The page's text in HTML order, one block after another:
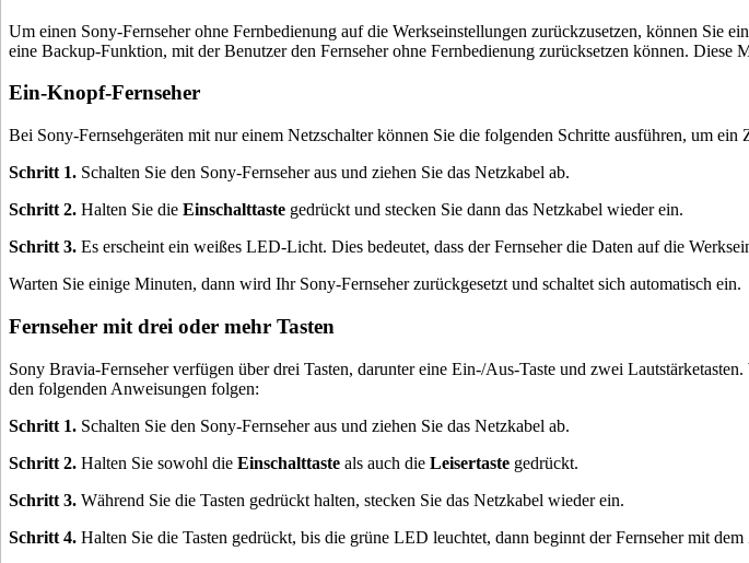
Um einen Sony-Fernseher ohne Fernbedienung auf die Werkseinstellungen zurückzusetzen, können Sie
eine Backup-Funktion, mit der Benutzer den Fernseher ohne Fernbedienung zurücksetzen können.
Ein-Knopf-Fernseher
Bei Sony-Fernsehgeräten mit nur einem Netzschalter können Sie die folgenden Schritte ausführen, um ein
Schritt 1. Schalten Sie den Sony-Fernseher aus und ziehen Sie das Netzkabel ab.
Schritt 2. Halten Sie die Einschalttaste gedrückt und stecken Sie dann das Netzkabel wieder ein.
Schritt 3. Es erscheint ein weißes LED-Licht. Dies bedeutet, dass der Fernseher die Daten auf die
Warten Sie einige Minuten, dann wird Ihr Sony-Fernseher zurückgesetzt und schaltet sich automatisch ein.
Fernseher mit drei oder mehr Tasten
Sony Bravia-Fernseher verfügen über drei Tasten, darunter eine Ein-/Aus-Taste und zwei
den folgenden Anweisungen folgen:
Schritt 1. Schalten Sie den Sony-Fernseher aus und ziehen Sie das Netzkabel ab.
Schritt 2. Halten Sie sowohl die Einschalttaste als auch die Leisertaste gedrückt.
Schritt 3. Während Sie die Tasten gedrückt halten, stecken Sie das Netzkabel wieder ein.
Schritt 4. Halten Sie die Tasten gedrückt, bis die grüne LED leuchtet, dann beginnt der Fernseher mit